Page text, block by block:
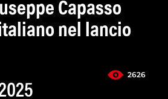
Capasso
nel lancio
2626